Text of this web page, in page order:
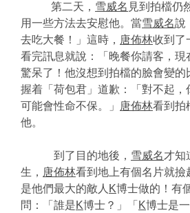
第二天， 雪威名 見到拍檔仍
用一些方法去安慰他。當雪威名說
去吃大餐！」這時， 唐佈林收到了
看完訊息就說：「晚餐你請客，現
驚呆了！他沒想到拍檔的臉會變的
握着「荷包君」道歉：「對不起，
可能會性命不保。」
唐佈林看到拍
他。
到了目的地後， 雪威名才知
生， 唐佈林看到地上有個名片就撿
是他們最大的敵人 K博士做的！有
問：「誰是K博士？」「 K博士是